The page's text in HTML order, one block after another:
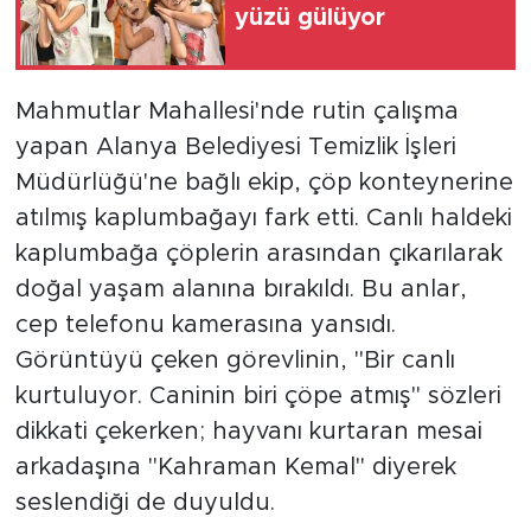
yüzü gülüyor
Mahmutlar Mahallesi'nde rutin çalışma
yapan Alanya Belediyesi Temizlik İşleri
Müdürlüğü'ne bağlı ekip, çöp konteynerine
atılmış kaplumbağayı fark etti. Canlı haldeki
kaplumbağa çöplerin arasından çıkarılarak
doğal yaşam alanına bırakıldı. Bu anlar,
cep telefonu kamerasına yansıdı.
Görüntüyü çeken görevlinin, "Bir canlı
kurtuluyor. Caninin biri çöpe atmış" sözleri
dikkati çekerken; hayvanı kurtaran mesai
arkadaşına "Kahraman Kemal" diyerek
seslendiği de duyuldu.